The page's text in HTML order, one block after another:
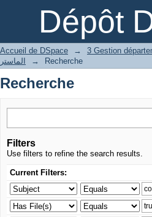
Dépôt
Recherche
Accueil de DSpace →
الماستر
→ Recherche
Recherche
Filters
Use filters to refine the search results.
Current Filters: